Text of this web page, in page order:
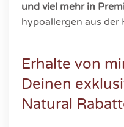
und viel mehr in
hypoallergen aus der
Erhalte von
Deinen
Natural